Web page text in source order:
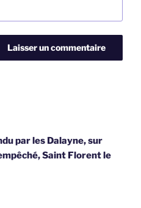
par les Dalayne, sur
Saint Florent le